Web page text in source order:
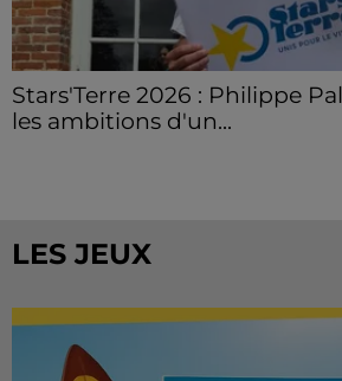
Stars'Terre 2026 : Philippe
les ambitions d'un...
LES JEUX